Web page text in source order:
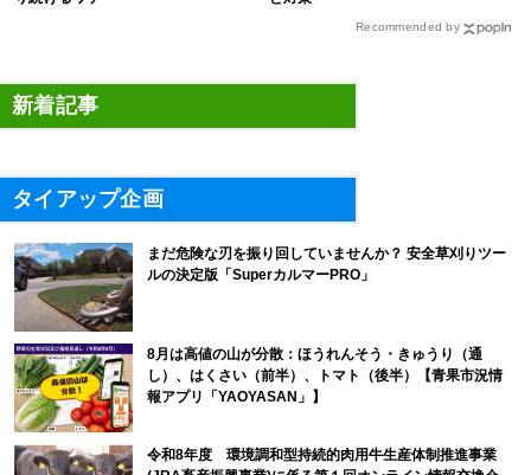
Recommended by
新着記事
タイアップ企画
まだ危険な刃を振り回していませんか？ 安全草刈りツー
ルの決定版「SuperカルマーPRO」
8月は高値の山が分散：ほうれんそう・きゅうり（通
し）、はくさい（前半）、トマト（後半）【青果市況情
報アプリ「YAOYASAN」】
令和8年度 環境調和型持続的肉用牛生産体制推進事業